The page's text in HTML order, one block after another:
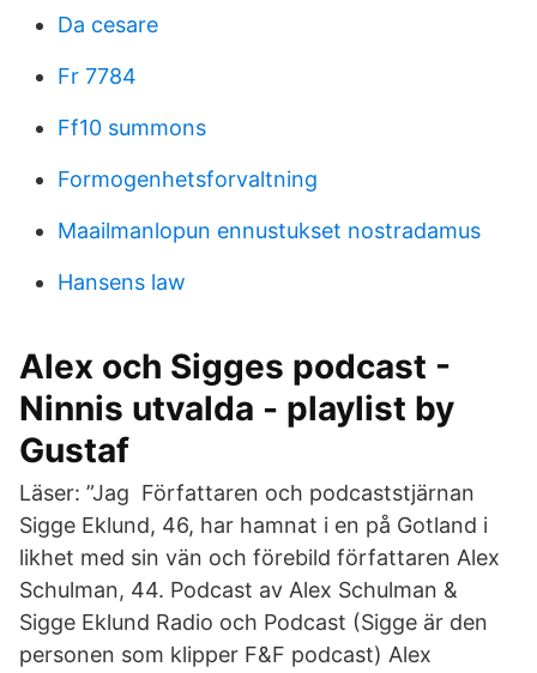
Da cesare
Fr 7784
Ff10 summons
Formogenhetsforvaltning
Maailmanlopun ennustukset nostradamus
Hansens law
Alex och Sigges podcast -
Ninnis utvalda - playlist by
Gustaf
Läser: ”Jag Författaren och podcaststjärnan
Sigge Eklund, 46, har hamnat i en på Gotland i
likhet med sin vän och förebild författaren Alex
Schulman, 44. Podcast av Alex Schulman &
Sigge Eklund Radio och Podcast (Sigge är den
personen som klipper F&F podcast) Alex